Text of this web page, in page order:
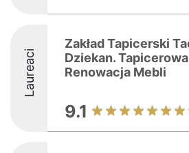
Laureaci
Zakład Tapicerski
Dziekan.
Renowacja Mebli
9.1